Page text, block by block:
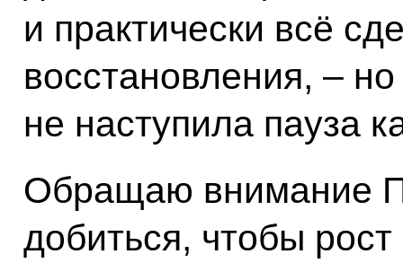
и практически всё
восстановления, –
не наступила пауза
Обращаю внимание
добиться, чтобы